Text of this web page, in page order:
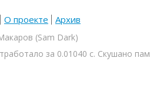
О проекте Архив
(Sam Dark)
за 0.01040 с. Скушано